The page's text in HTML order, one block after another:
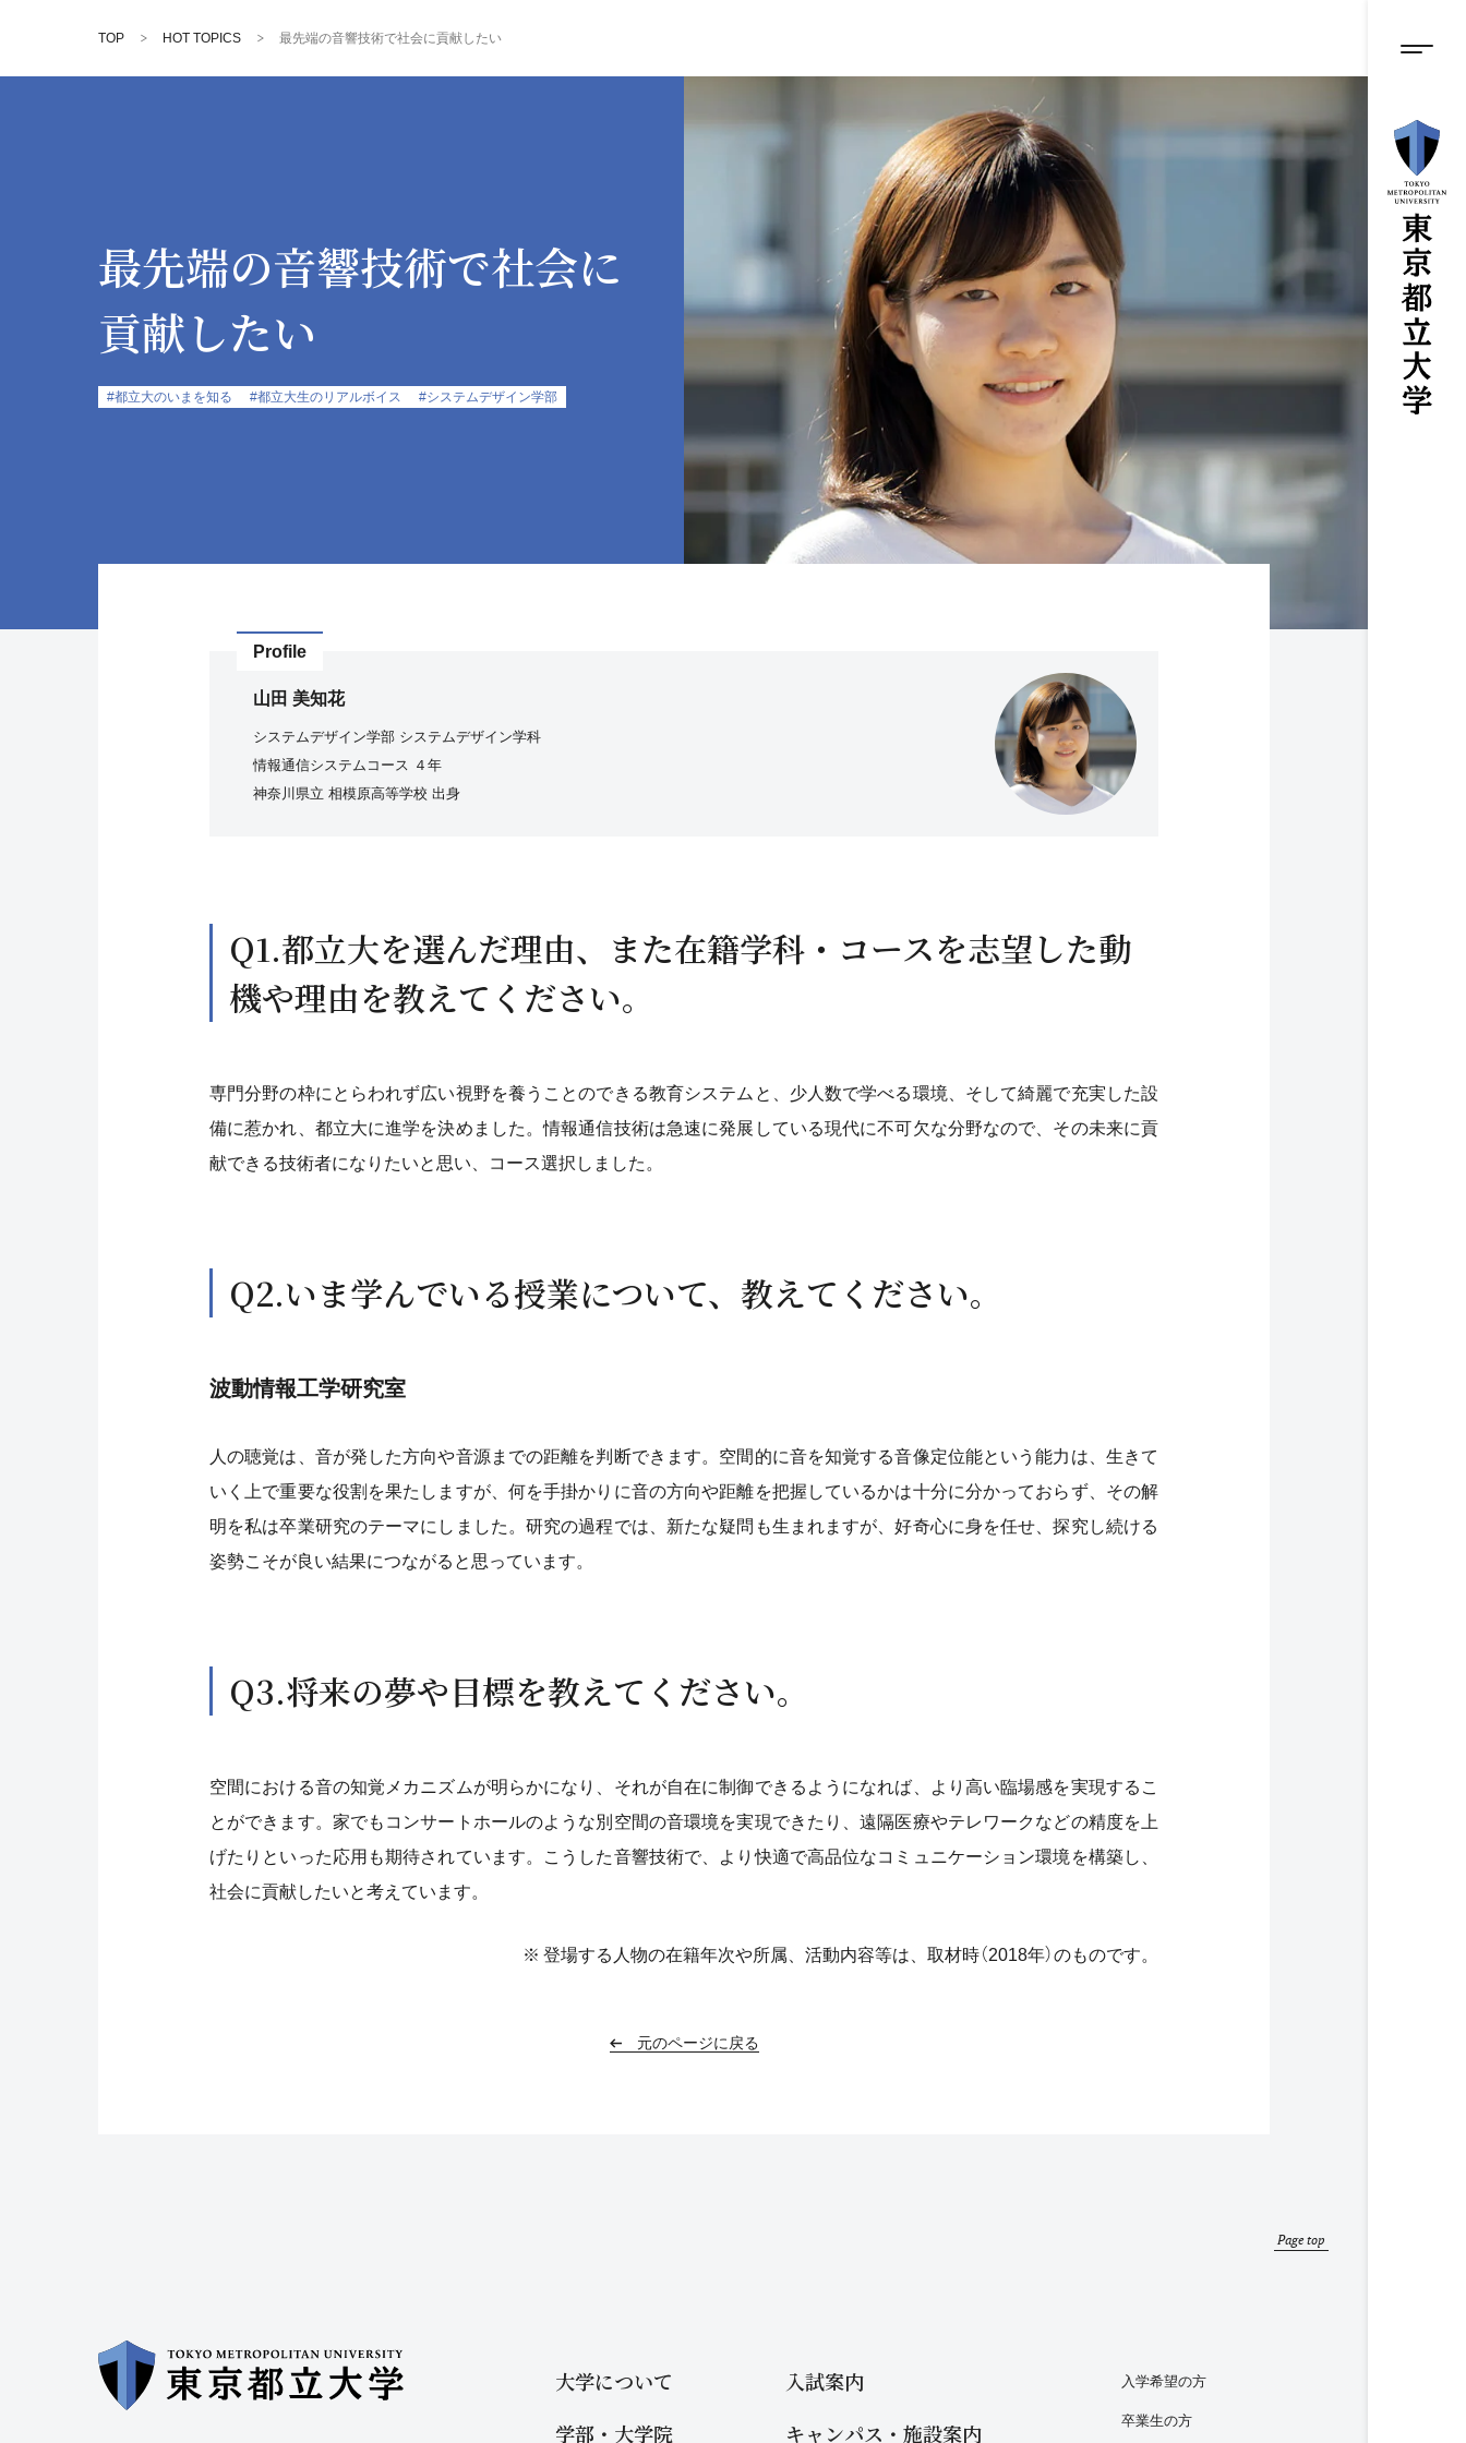
ン
ン
ツ
に
ス
キ
ッ
プ
メニ
TOP HOT TOPICS 最先端の音響技術で社会に貢献したい
最先端の音響技術で社会に
貢献したい
#都立大のいまを知る #都立大生のリアルボイス #システムデザイン学部
Profile
山田 美知花
システムデザイン学部 システムデザイン学科
情報通信システムコース ４年
神奈川県立 相模原高等学校 出身
Q1.都立大を選んだ理由、また在籍学科・コースを志望した動
機や理由を教えてください。
専門分野の枠にとらわれず広い視野を養うことのできる教育システムと、少人数で学べる環境、そして綺麗で充実した設
備に惹かれ、都立大に進学を決めました。情報通信技術は急速に発展している現代に不可欠な分野なので、その未来に貢
献できる技術者になりたいと思い、コース選択しました。
Q2.いま学んでいる授業について、教えてください。
波動情報工学研究室
人の聴覚は、音が発した方向や音源までの距離を判断できます。空間的に音を知覚する音像定位能という能力は、生きて
いく上で重要な役割を果たしますが、何を手掛かりに音の方向や距離を把握しているかは十分に分かっておらず、その解
明を私は卒業研究のテーマにしました。研究の過程では、新たな疑問も生まれますが、好奇心に身を任せ、探究し続ける
姿勢こそが良い結果につながると思っています。
Q3.将来の夢や目標を教えてください。
空間における音の知覚メカニズムが明らかになり、それが自在に制御できるようになれば、より高い臨場感を実現するこ
とができます。家でもコンサートホールのような別空間の音環境を実現できたり、遠隔医療やテレワークなどの精度を上
げたりといった応用も期待されています。こうした音響技術で、より快適で高品位なコミュニケーション環境を構築し、
社会に貢献したいと考えています。
登場する人物の在籍年次や所属、活動内容等は、取材時（2018年）のものです。
元のページに戻る
Page top
大学について
学部・大学院
入試案内
キャンパス・施設案内
入学希望の方
卒業生の方